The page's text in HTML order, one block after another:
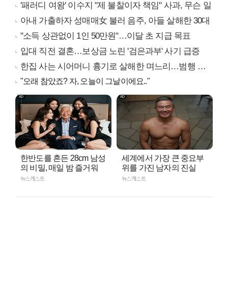
'패러디 여왕' 이수지 "제 불찰이자 책임" 사과, 무슨 일
아내 가출하자 성매매女 불러 음주, 아들 살해한 30대
"소득 상관없이 1인 50만원"…이달 초 지급 목표
입대 직전 결혼…보상금 노린 '검은과부' 사기 급증
한집 사는 시어머니 흉기로 살해한 며느리…범행 동기는
"오래 참았죠? 자, 오늘이 그날이에요.."
한반도를 흔든 28cm 남성
의 비밀, 매일 밤 즐거워
뉴스캐스트
세계에서 가장 큰 중요부
위를 가진 남자의 진실
뉴스캐스트